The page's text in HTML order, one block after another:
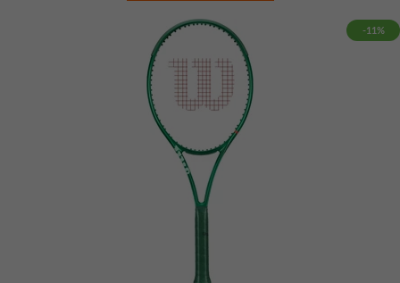
-11%